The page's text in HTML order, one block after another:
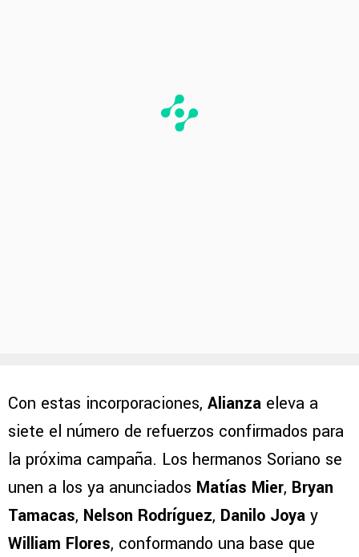
Con estas incorporaciones, Alianza eleva a
siete el número de refuerzos confirmados para
la próxima campaña. Los hermanos Soriano se
unen a los ya anunciados Matías Mier, Bryan
Tamacas, Nelson Rodríguez, Danilo Joya y
William Flores, conformando una base que